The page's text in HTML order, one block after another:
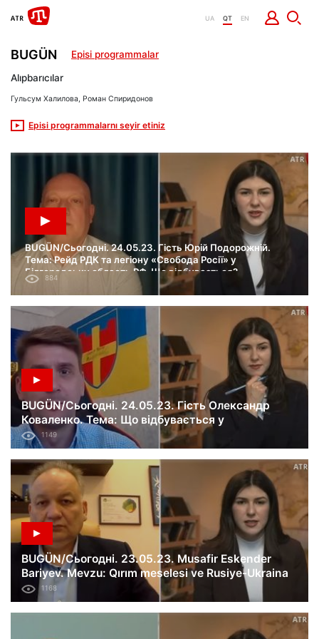
UA QT EN
BUGÜN Episi programmalar
BUGÜN/Сьогодні. 24.05.23. Гість Юрій Подорожній.
Тема: Рейд РДК та легіону «Свобода Росії» у
Білгородську область РФ. Що відбувається?
884
BUGÜN/Сьогодні. 24.05.23. Гість Олександр
Коваленко. Тема: Що відбувається у
Білгородській області Росії?
1149
BUGÜN/Сьогодні. 23.05.23. Musafir Eskender
Bariyev. Mevzu: Qırım meselesi ve Rusiye-Ukraina
savaşı. 454-ci künü.
1168
Alıpbarıcılar
Гульсум Халилова, Роман Спиридонов
Episi programmalarnı seyir etiniz